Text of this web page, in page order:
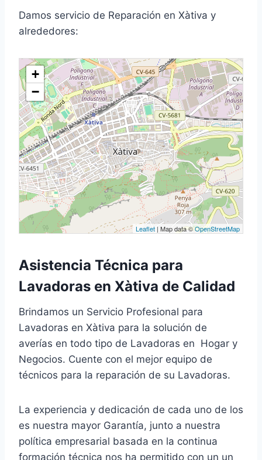
Damos servicio de Reparación en Xàtiva y
alrededores:
+
−
Leaflet | Map data ©OpenStreetMap
Asistencia Técnica para
Lavadoras en Xàtiva de Calidad
Brindamos un Servicio Profesional para
Lavadoras en Xàtiva para la solución de
averías en todo tipo de Lavadoras en Hogar y
Negocios. Cuente con el mejor equipo de
técnicos para la reparación de su Lavadoras.
La experiencia y dedicación de cada uno de los
es nuestra mayor Garantía, junto a nuestra
política empresarial basada en la continua
formación técnica nos ha permitido con un un